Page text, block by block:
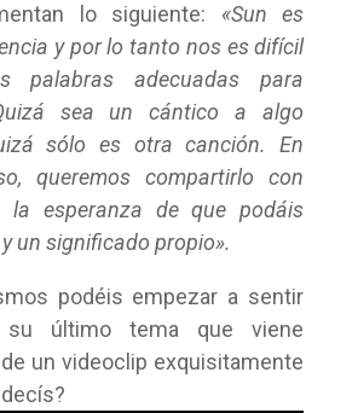
lo siguiente: «Sun es
y por lo tanto nos es difícil
palabras adecuadas para
sea un cántico a algo
sólo es otra canción. En
queremos compartirlo con
la esperanza de que podáis
un significado propio».
podéis empezar a sentir
su último tema que viene
un videoclip exquisitamente